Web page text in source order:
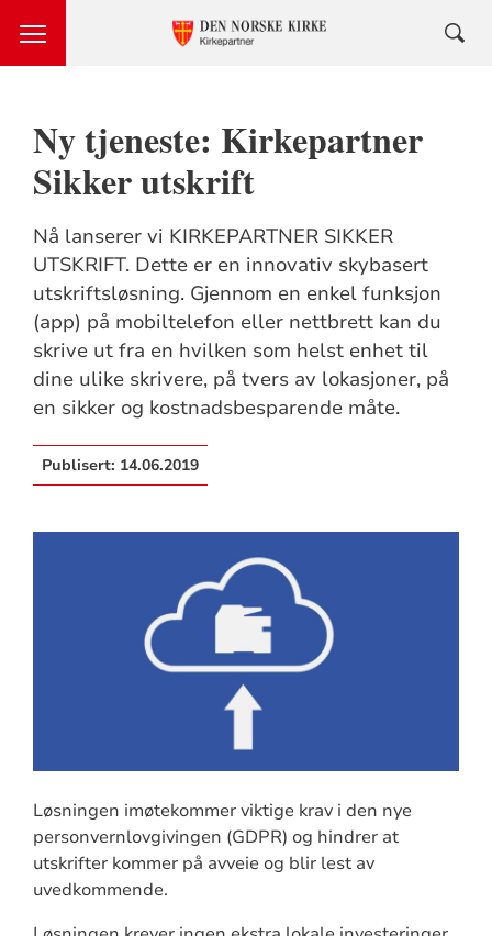
Ny tjeneste: Kirkepartner
Sikker utskrift
Nå lanserer vi KIRKEPARTNER SIKKER
UTSKRIFT. Dette er en innovativ skybasert
utskriftsløsning. Gjennom en enkel funksjon
(app) på mobiltelefon eller nettbrett kan du
skrive ut fra en hvilken som helst enhet til
dine ulike skrivere, på tvers av lokasjoner, på
en sikker og kostnadsbesparende måte.
Publisert: 14.06.2019
Løsningen imøtekommer viktige krav i den nye
personvernlovgivingen (GDPR) og hindrer at
utskrifter kommer på avveie og blir lest av
uvedkommende.